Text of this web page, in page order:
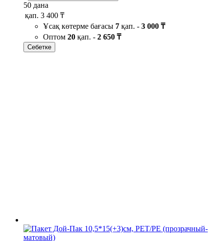
50 дана
қап. 3 400 ₸
Ұсақ көтерме бағасы 7 қап. - 3 000 ₸
Оптом 20 қап. - 2 650 ₸
Себетке